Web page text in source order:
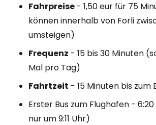
Fahrpreise - 1,50 eur für 75
können innerhalb von Forli
umsteigen)
Frequenz - 15 bis 30 Minuten
Mal pro Tag)
Fahrtzeit - 15 Minuten bis zum
Erster Bus zum Flughafen -
nur um 9:11 Uhr)